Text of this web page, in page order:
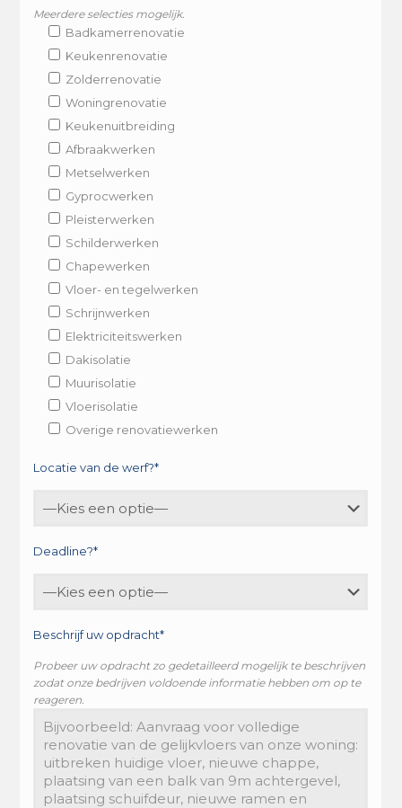
Meerdere selecties mogelijk.
Badkamerrenovatie
Keukenrenovatie
Zolderrenovatie
Woningrenovatie
Keukenuitbreiding
Afbraakwerken
Metselwerken
Gyprocwerken
Pleisterwerken
Schilderwerken
Chapewerken
Vloer- en tegelwerken
Schrijnwerken
Elektriciteitswerken
Dakisolatie
Muurisolatie
Vloerisolatie
Overige renovatiewerken
Locatie van de werf?*
Deadline?*
Beschrijf uw opdracht*
Probeer uw opdracht zo gedetailleerd mogelijk te beschrijven
zodat onze bedrijven voldoende informatie hebben om op te
reageren.